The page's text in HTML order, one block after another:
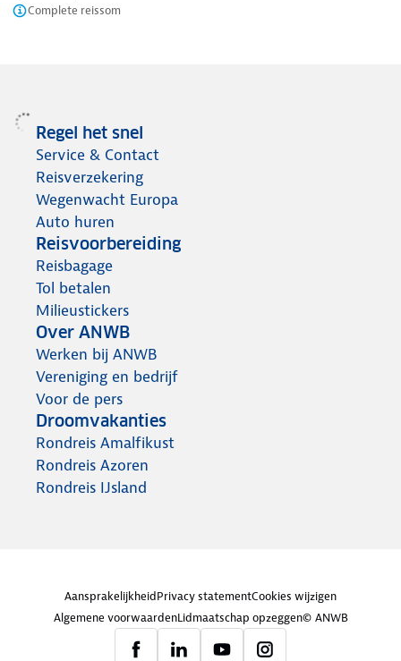
Complete reissom
Regel het snel
Service & Contact
Reisverzekering
Wegenwacht Europa
Auto huren
Reisvoorbereiding
Reisbagage
Tol betalen
Milieustickers
Over ANWB
Werken bij ANWB
Vereniging en bedrijf
Voor de pers
Droomvakanties
Rondreis Amalfikust
Rondreis Azoren
Rondreis IJsland
AansprakelijkheidPrivacy statementCookies wijzigen
Algemene voorwaardenLidmaatschap opzeggen© ANWB